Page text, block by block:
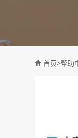
首页>帮助